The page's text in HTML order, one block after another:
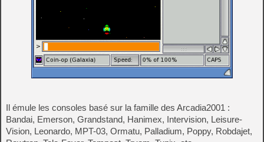
Il émule les consoles basé sur la famille des Arcadia2001 :
Bandai, Emerson, Grandstand, Hanimex, Intervision, Leisure-
Vision, Leonardo, MPT-03, Ormatu, Palladium, Poppy, Robdajet,